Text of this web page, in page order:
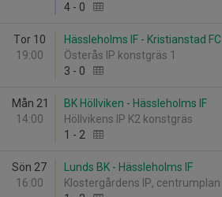
4 - 0
Tor 10
19:00
Hässleholms IF - Kristianstad FC
Österås IP konstgräs 1
3 - 0
Mån 21
14:00
BK Höllviken - Hässleholms IF
Höllvikens IP K2 konstgräs
1 - 2
Sön 27
16:00
Lunds BK - Hässleholms IF
Klostergårdens IP, centrumplan